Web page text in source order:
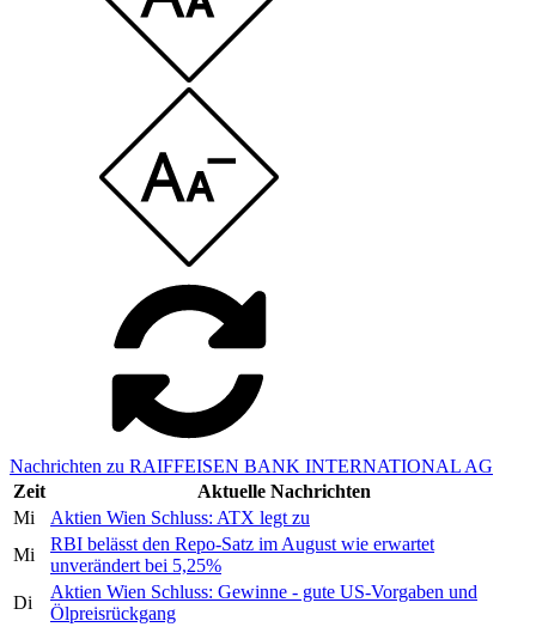
Nachrichten zu RAIFFEISEN BANK INTERNATIONAL AG
Zeit
Aktuelle Nachrichten
Mi
Aktien Wien Schluss: ATX legt zu
Mi
RBI belässt den Repo-Satz im August wie erwartet
unverändert bei 5,25%
Di
Aktien Wien Schluss: Gewinne - gute US-Vorgaben und
Ölpreisrückgang